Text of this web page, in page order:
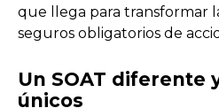
que llega para transformar
seguros obligatorios de
Un SOAT diferente
únicos